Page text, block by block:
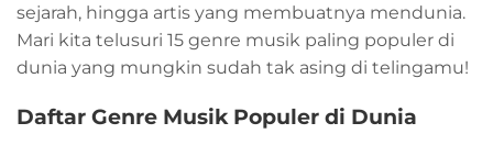
sejarah, hingga artis yang membuatnya mendunia.
Mari kita telusuri 15 genre musik paling populer di
dunia yang mungkin sudah tak asing di telingamu!
Daftar Genre Musik Populer di Dunia